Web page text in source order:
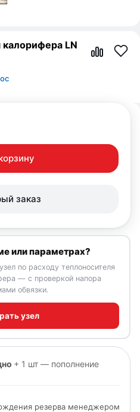
LN
заказ
или параметрах?
по расходу теплоносителя
— с проверкой напора
обвязки.
узел
+ 1 шт — пополнение
резерва менеджером